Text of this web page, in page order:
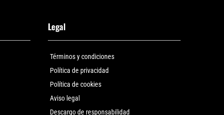
Legal
Términos y condiciones
Política de privacidad
Política de cookies
Aviso legal
Descargo de responsabilidad